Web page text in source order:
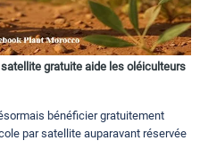
gratuite aide les oléiculteurs
bénéficier gratuitement
par satellite auparavant réservée